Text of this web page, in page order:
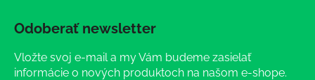
Odoberať newsletter
Vložte svoj e-mail a my Vám budeme zasielať
informácie o nových produktoch na našom e-shope.